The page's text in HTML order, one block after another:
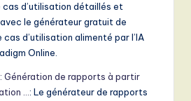
cas d’utilisation détaillés et
le générateur gratuit de
d’utilisation alimenté par l’IA
Online.
Génération de rapports à partir
… : Le générateur de rapports